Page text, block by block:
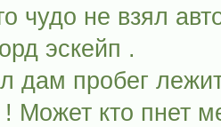
чудо не взял
эскейп .
дам пробег
! Может кто пнет